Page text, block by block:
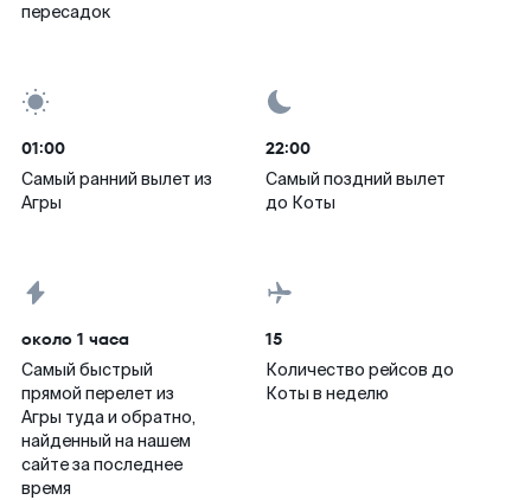
пересадок
01:00
Самый ранний вылет из
Агры
22:00
Самый поздний вылет
до Коты
около 1 часа
Самый быстрый
прямой перелет из
Агры туда и обратно,
найденный на нашем
сайте за последнее
время
15
Количество рейсов до
Коты в неделю